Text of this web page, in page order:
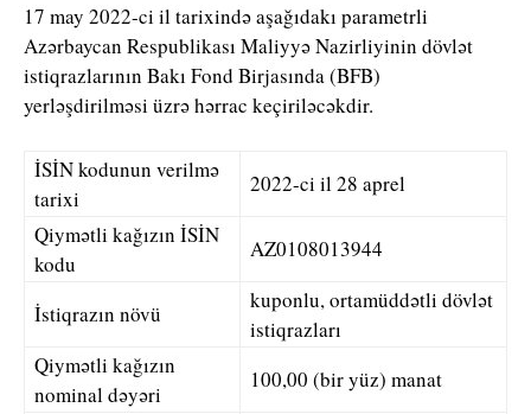
17 may 2022-ci il tarixində aşağıdakı parametrli
Azərbaycan Respublikası Maliyyə Nazirliyinin dövlət
istiqrazlarının Bakı Fond Birjasında (BFB)
yerləşdirilməsi üzrə hərrac keçiriləcəkdir.
İSİN kodunun verilmə
tarixi
2022-ci il 28 aprel
Qiymətli kağızın İSİN
kodu
AZ0108013944
İstiqrazın növü
kuponlu, ortamüddətli dövlət
istiqrazları
Qiymətli kağızın
nominal dəyəri
100,00 (bir yüz) manat